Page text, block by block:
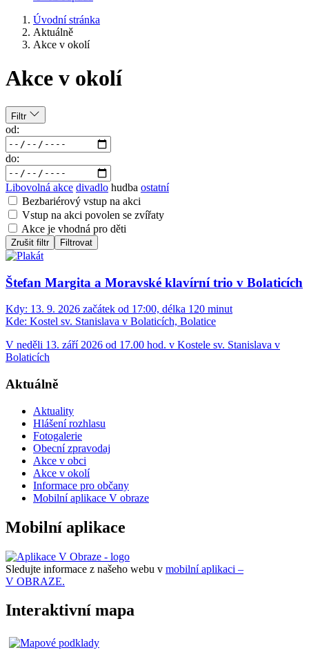
Úvodní stránka
Aktuálně
Akce v okolí
Akce v okolí
Filtr
od:
do:
Libovolná akce divadlo hudba ostatní
Bezbariérový vstup na akci
Vstup na akci povolen se zvířaty
Akce je vhodná pro děti
Zrušit filtr Filtrovat
Štefan Margita a Moravské klavírní trio v Bolaticích
Kdy: 13. 9. 2026 začátek od 17:00, délka 120 minut
Kde: Kostel sv. Stanislava v Bolaticích, Bolatice
V neděli 13. září 2026 od 17.00 hod. v Kostele sv. Stanislava v
Bolaticích
Aktuálně
Aktuality
Hlášení rozhlasu
Fotogalerie
Obecní zpravodaj
Akce v obci
Akce v okolí
Informace pro občany
Mobilní aplikace V obraze
Mobilní aplikace
Sledujte informace z našeho webu v mobilní aplikaci –
V OBRAZE.
Interaktivní mapa